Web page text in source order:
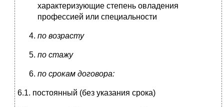
характеризующие степень овладения
профессией или специальности
по возрасту
по стажу
по срокам договора:
6.1. постоянный (без указания срока)